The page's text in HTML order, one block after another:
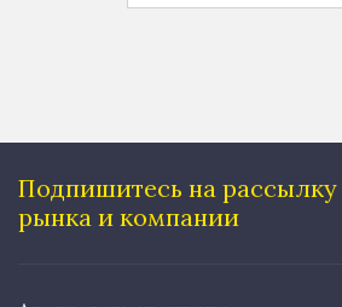
Подпишитесь на рассылку
рынка и компании